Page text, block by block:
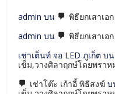
admin บน
พิธียกเสาเ
admin บน
พิธียกเสาเ
เช่าเต็นท์ จอ LED ภูเก็ต บน
เข็ม,วางศิลาฤกษ์โดยพรา
เช่าโต๊ะ เก้าอี้ พิธีสงฆ์ บ